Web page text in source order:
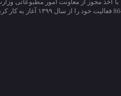
با اخذ مجوز از معاونت امور مطبوعاتی